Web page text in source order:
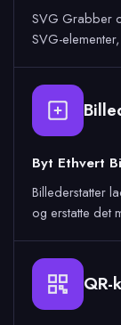
SVG Grabber
SVG-
Byt Ethvert
Billederstatter
og erstatte det